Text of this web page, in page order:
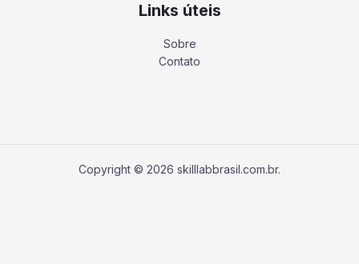
Links úteis
Sobre
Contato
Copyright © 2026 skilllabbrasil.com.br.